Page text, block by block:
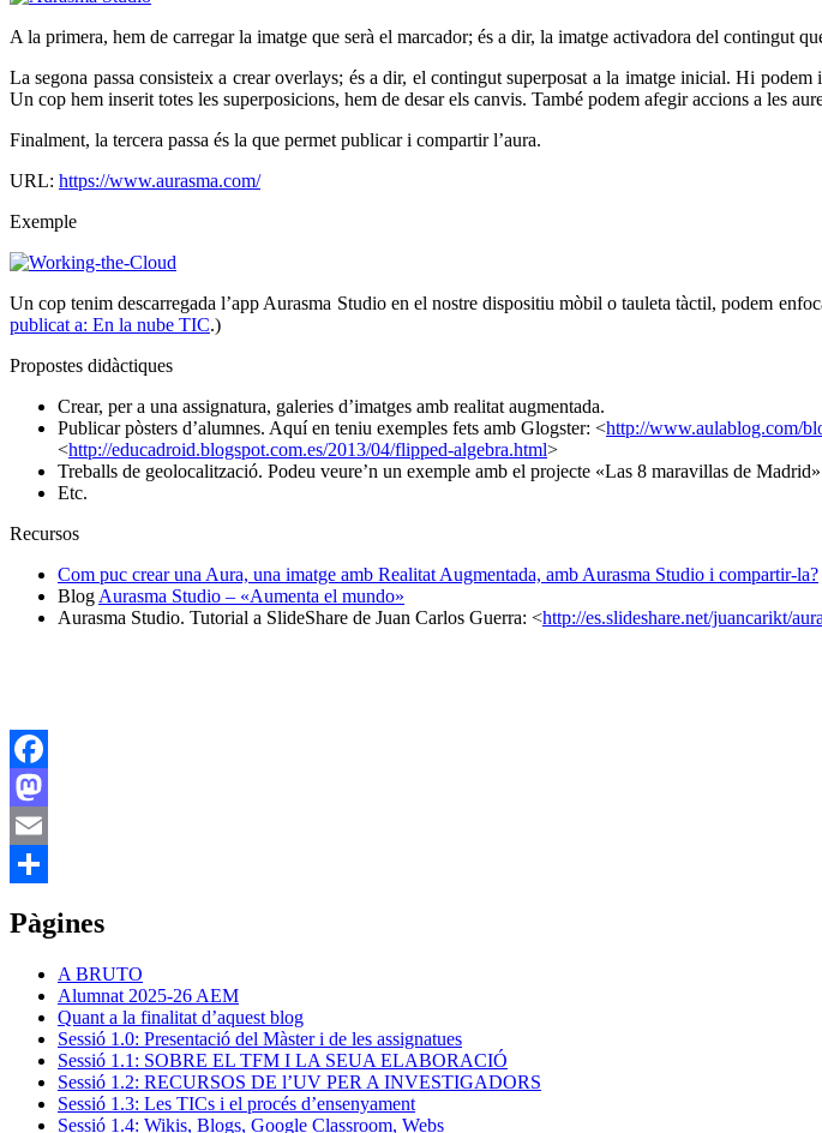
A la primera, hem de carregar la imatge que serà el marcador; és a dir, la imatge activadora del contingut
La segona passa consisteix a crear overlays; és a dir, el contingut superposat a la imatge inicial. Hi
Un cop hem inserit totes les superposicions, hem de desar els canvis. També podem afegir accions a les
Finalment, la tercera passa és la que permet publicar i compartir l’aura.
URL: https://www.aurasma.com/
Exemple
Un cop tenim descarregada l’app Aurasma Studio en el nostre dispositiu mòbil o tauleta tàctil, podem
publicat a: En la nube TIC.)
Propostes didàctiques
Crear, per a una assignatura, galeries d’imatges amb realitat augmentada.
Publicar pòsters d’alumnes. Aquí en teniu exemples fets amb Glogster: <http://www.aulablog.com/
<http://educadroid.blogspot.com.es/2013/04/flipped-algebra.html>
Treballs de geolocalització. Podeu veure’n un exemple amb el projecte «Las 8 maravillas de
Etc.
Recursos
Com puc crear una Aura, una imatge amb Realitat Augmentada, amb Aurasma Studio i compartir-la?
Blog Aurasma Studio – «Aumenta el mundo»
Aurasma Studio. Tutorial a SlideShare de Juan Carlos Guerra: <http://es.slideshare.net/juancarikt/
Facebook
Mastodon
Email
Pàgines
A BRUTO
Alumnat 2025-26 AEM
Quant a la finalitat d’aquest blog
Sessió 1.0: Presentació del Màster i de les assignatues
Sessió 1.1: SOBRE EL TFM I LA SEUA ELABORACIÓ
Sessió 1.2: RECURSOS DE l’UV PER A INVESTIGADORS
Sessió 1.3: Les TICs i el procés d’ensenyament
Sessió 1.4: Wikis, Blogs, Google Classroom, Webs